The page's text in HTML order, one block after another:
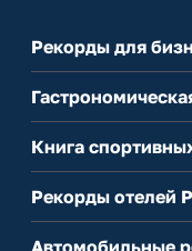
Рекорды для
Книга
Рекорды отелей